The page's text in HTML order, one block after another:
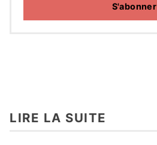
S'abonner
LIRE LA SUITE